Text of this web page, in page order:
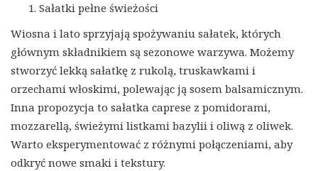
Sałatki pełne świeżości
Wiosna i lato sprzyjają spożywaniu sałatek, których
głównym składnikiem są sezonowe warzywa. Możemy
stworzyć lekką sałatkę z rukolą, truskawkami i
orzechami włoskimi, polewając ją sosem balsamicznym.
Inna propozycja to sałatka caprese z pomidorami,
mozzarellą, świeżymi listkami bazylii i oliwą z oliwek.
Warto eksperymentować z różnymi połączeniami, aby
odkryć nowe smaki i tekstury.